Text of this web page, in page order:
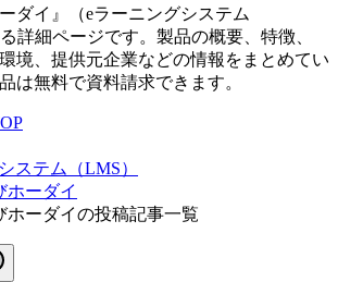
ダイ 』（eラーニングシステム
詳細ページです。製品の概要、特徴、
境、提供元企業などの情報をまとめてい
は無料で資料請求できます。
ステム（LMS）
ホーダイ
ホーダイの投稿記事一覧